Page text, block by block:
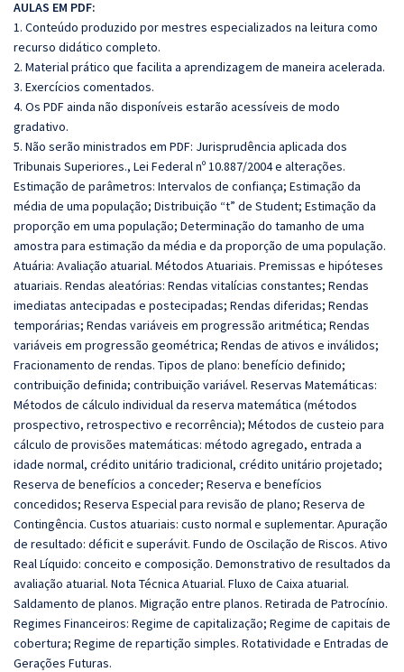
AULAS EM PDF:
1. Conteúdo produzido por mestres especializados na leitura como
recurso didático completo.
2. Material prático que facilita a aprendizagem de maneira acelerada.
3. Exercícios comentados.
4. Os PDF ainda não disponíveis estarão acessíveis de modo
gradativo.
5. Não serão ministrados em PDF: Jurisprudência aplicada dos
Tribunais Superiores., Lei Federal nº 10.887/2004 e alterações.
Estimação de parâmetros: Intervalos de confiança; Estimação da
média de uma população; Distribuição “t” de Student; Estimação da
proporção em uma população; Determinação do tamanho de uma
amostra para estimação da média e da proporção de uma população.
Atuária: Avaliação atuarial. Métodos Atuariais. Premissas e hipóteses
atuariais. Rendas aleatórias: Rendas vitalícias constantes; Rendas
imediatas antecipadas e postecipadas; Rendas diferidas; Rendas
temporárias; Rendas variáveis em progressão aritmética; Rendas
variáveis em progressão geométrica; Rendas de ativos e inválidos;
Fracionamento de rendas. Tipos de plano: benefício definido;
contribuição definida; contribuição variável. Reservas Matemáticas:
Métodos de cálculo individual da reserva matemática (métodos
prospectivo, retrospectivo e recorrência); Métodos de custeio para
cálculo de provisões matemáticas: método agregado, entrada a
idade normal, crédito unitário tradicional, crédito unitário projetado;
Reserva de benefícios a conceder; Reserva e benefícios
concedidos; Reserva Especial para revisão de plano; Reserva de
Contingência. Custos atuariais: custo normal e suplementar. Apuração
de resultado: déficit e superávit. Fundo de Oscilação de Riscos. Ativo
Real Líquido: conceito e composição. Demonstrativo de resultados da
avaliação atuarial. Nota Técnica Atuarial. Fluxo de Caixa atuarial.
Saldamento de planos. Migração entre planos. Retirada de Patrocínio.
Regimes Financeiros: Regime de capitalização; Regime de capitais de
cobertura; Regime de repartição simples. Rotatividade e Entradas de
Gerações Futuras.